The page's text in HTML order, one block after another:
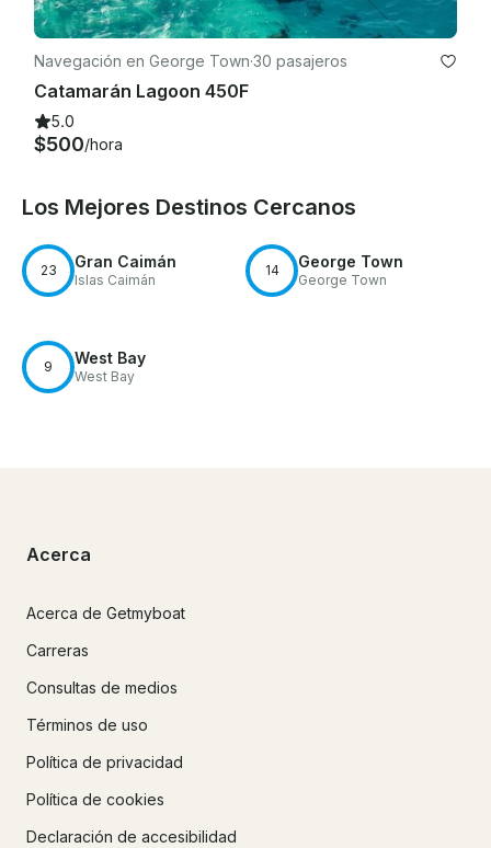
Navegación en George Town·30 pasajeros
Catamarán Lagoon 450F
5.0
$500/hora
Los Mejores Destinos Cercanos
23 Gran Caimán
Islas Caimán
14 George Town
George Town
9 West Bay
West Bay
Acerca
Acerca de Getmyboat
Carreras
Consultas de medios
Términos de uso
Política de privacidad
Política de cookies
Declaración de accesibilidad